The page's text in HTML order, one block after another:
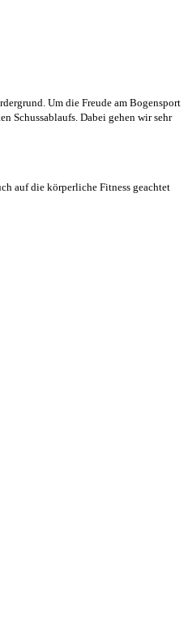
Um die Freude am Bogensport
Schussablaufs. Dabei gehen wir sehr
auf die körperliche Fitness geachtet